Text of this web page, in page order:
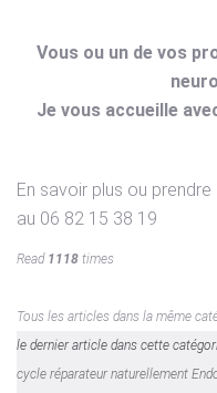
Vous ou un de vos
Je vous accueille
En savoir plus ou
au 06 82 15 38 19
Read 1118 times
Tous les articles dans la même
le dernier article dans cette
cycle réparateur naturellement